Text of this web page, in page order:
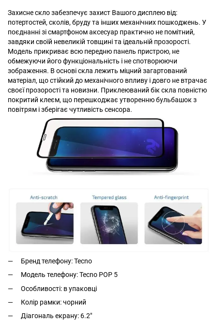
Захисне скло забезпечує захист Вашого дисплею від:
потертостей, сколів, бруду та інших механічних пошкоджень. У
поєднанні зі смартфоном аксесуар практично не помітний,
завдяки своїй невеликій товщині та ідеальній прозорості.
Модель прикриває всю передню панель пристрою, не
обмежуючи його функціональність і не спотворюючи
зображення. В основі скла лежить міцний загартований
матеріал, що стійкий до механічного впливу і довго не втрачає
своєї прозорості та новизни. Приклеюваний бік скла повністю
покритий клеєм, що перешкоджає утворенню бульбашок з
повітрям і зберігає чутливість сенсора.
Бренд телефону: Tecno
Модель телефону: Tecno POP 5
Особливості: в упаковці
Колір рамки: чорний
Діагональ екрану: 6.2"